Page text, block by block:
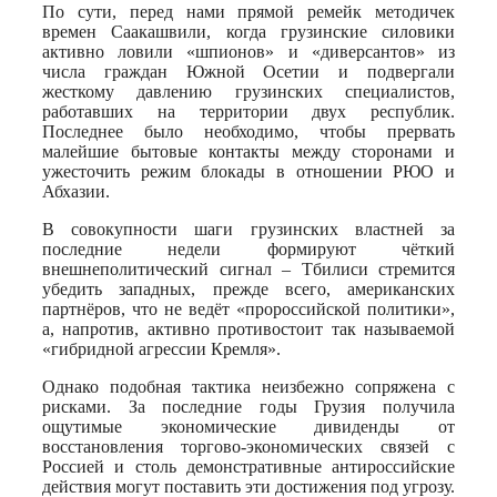
По сути, перед нами прямой ремейк методичек
времен Саакашвили, когда грузинские силовики
активно ловили «шпионов» и «диверсантов» из
числа граждан Южной Осетии и подвергали
жесткому давлению грузинских специалистов,
работавших на территории двух республик.
Последнее было необходимо, чтобы прервать
малейшие бытовые контакты между сторонами и
ужесточить режим блокады в отношении РЮО и
Абхазии.
В совокупности шаги грузинских властней за
последние недели формируют чёткий
внешнеполитический сигнал – Тбилиси стремится
убедить западных, прежде всего, американских
партнёров, что не ведёт «пророссийской политики»,
а, напротив, активно противостоит так называемой
«гибридной агрессии Кремля».
Однако подобная тактика неизбежно сопряжена с
рисками. За последние годы Грузия получила
ощутимые экономические дивиденды от
восстановления торгово-экономических связей с
Россией и столь демонстративные антироссийские
действия могут поставить эти достижения под угрозу.